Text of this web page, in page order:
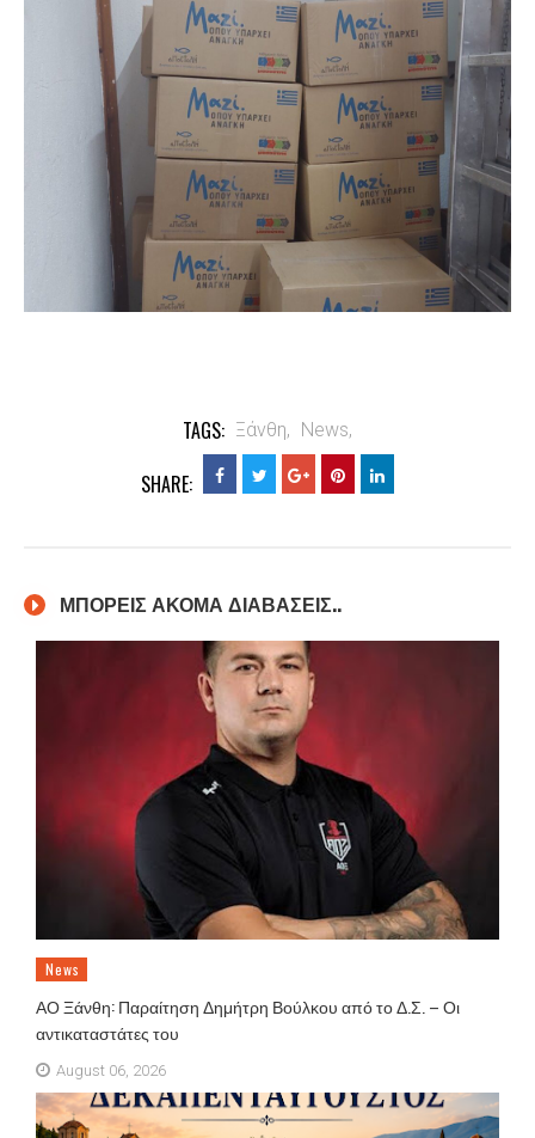
TAGS: Ξάνθη, News,
SHARE:
ΜΠΟΡΕΙΣ ΑΚΟΜΑ ΔΙΑΒΑΣΕΙΣ..
News
ΑΟ Ξάνθη: Παραίτηση Δημήτρη Βούλκου από το Δ.Σ. – Οι
αντικαταστάτες του
August 06, 2026